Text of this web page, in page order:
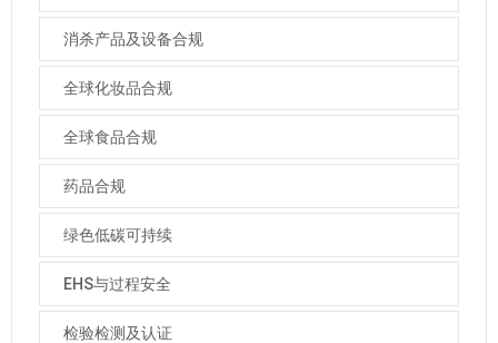
消杀产品及设备合规
全球化妆品合规
全球食品合规
药品合规
绿色低碳可持续
EHS与过程安全
检验检测及认证